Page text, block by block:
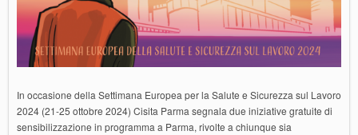
In occasione della Settimana Europea per la Salute e Sicurezza sul Lavoro
2024 (21-25 ottobre 2024) Cisita Parma segnala due iniziative gratuite di
sensibilizzazione in programma a Parma, rivolte a chiunque sia